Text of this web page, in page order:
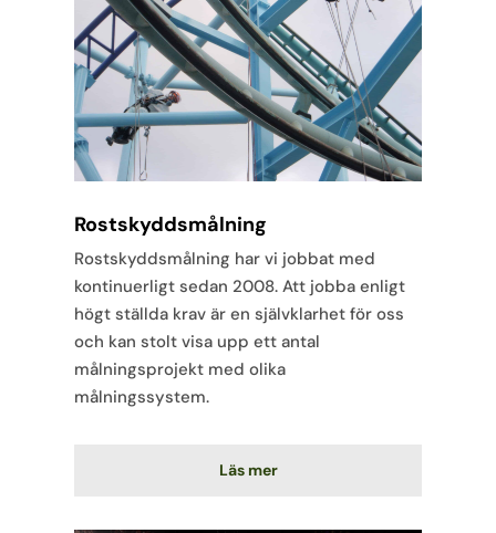
Rostskyddsmålning
Rostskyddsmålning har vi jobbat med
kontinuerligt sedan 2008. Att jobba enligt
högt ställda krav är en självklarhet för oss
och kan stolt visa upp ett antal
målningsprojekt med olika
målningssystem.
Läs mer